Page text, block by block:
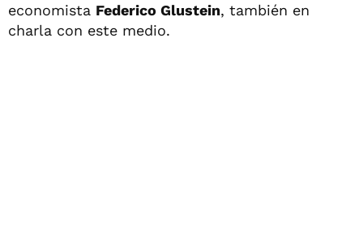
economista Federico Glustein, también en
charla con este medio.